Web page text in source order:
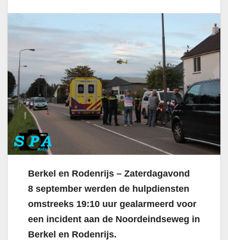
Berkel en Rodenrijs – Zaterdagavond
8 september werden de hulpdiensten
omstreeks 19:10 uur gealarmeerd voor
een incident aan de Noordeindseweg in
Berkel en Rodenrijs.